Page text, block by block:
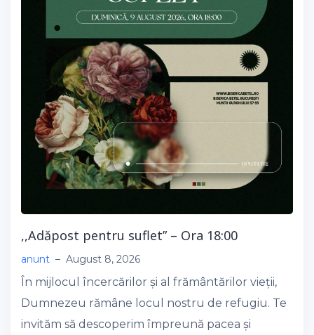
,,Adăpost pentru suflet” – Ora 18:00
anunt – August 8, 2026
În mijlocul încercărilor și al frământărilor vieții,
Dumnezeu rămâne locul nostru de refugiu. Te
invităm să descoperim împreună pacea și